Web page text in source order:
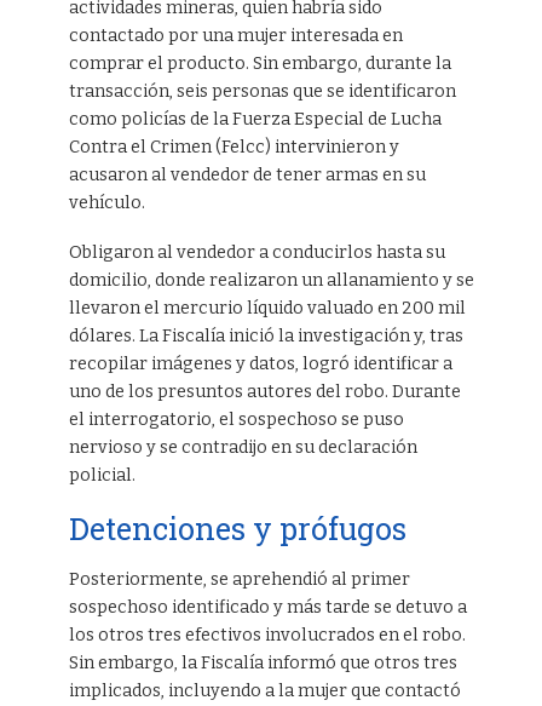
actividades mineras, quien habría sido
contactado por una mujer interesada en
comprar el producto. Sin embargo, durante la
transacción, seis personas que se identificaron
como policías de la Fuerza Especial de Lucha
Contra el Crimen (Felcc) intervinieron y
acusaron al vendedor de tener armas en su
vehículo.
Obligaron al vendedor a conducirlos hasta su
domicilio, donde realizaron un allanamiento y se
llevaron el mercurio líquido valuado en 200 mil
dólares. La Fiscalía inició la investigación y, tras
recopilar imágenes y datos, logró identificar a
uno de los presuntos autores del robo. Durante
el interrogatorio, el sospechoso se puso
nervioso y se contradijo en su declaración
policial.
Detenciones y prófugos
Posteriormente, se aprehendió al primer
sospechoso identificado y más tarde se detuvo a
los otros tres efectivos involucrados en el robo.
Sin embargo, la Fiscalía informó que otros tres
implicados, incluyendo a la mujer que contactó